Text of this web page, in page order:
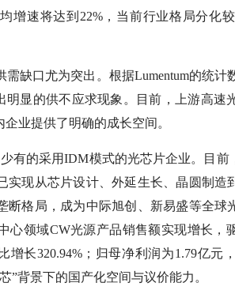
增速将达到22%，当前行业格局分化
缺口尤为突出。根据Lumentum的统
明显的供不应求现象。目前，上游高速
业提供了明确的成长空间。
有的采用IDM模式的光芯片企业。目
实现从芯片设计、外延生长、晶圆制造
断格局，成为中际旭创、新易盛等全球
心领域CW光源产品销售额实现增长，
增长320.94%；归母净利润为1.79亿元
”背景下的国产化空间与议价能力。